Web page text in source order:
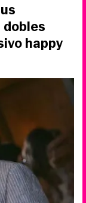
happy